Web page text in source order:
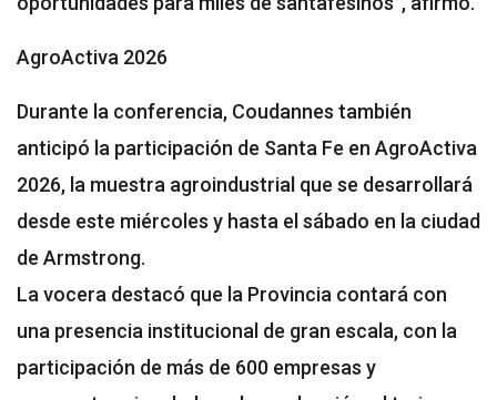
AgroActiva 2026
Durante la conferencia, Coudannes también
anticipó la participación de Santa Fe en AgroActiva
2026, la muestra agroindustrial que se desarrollará
desde este miércoles y hasta el sábado en la ciudad
de Armstrong.
La vocera destacó que la Provincia contará con
una presencia institucional de gran escala, con la
participación de más de 600 empresas y